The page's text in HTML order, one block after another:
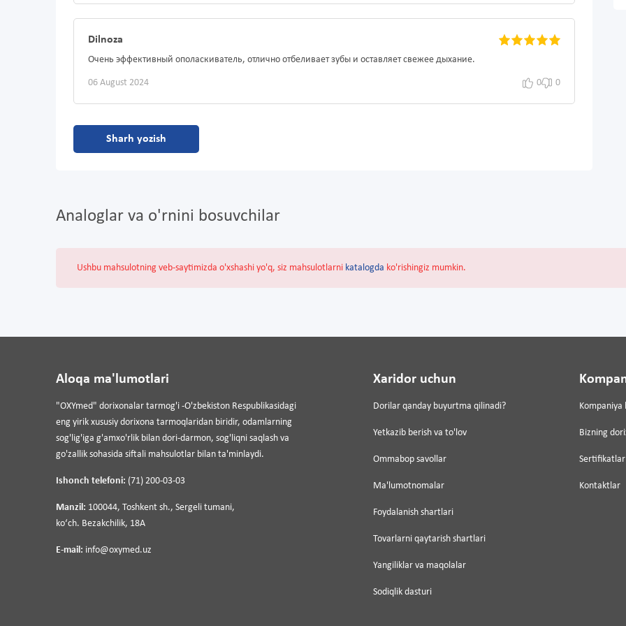
Dilnoza
Очень эффективный ополаскиватель, отлично отбеливает зубы и оставляет свежее дыхание.
06 August 2024 0 0
Sharh yozish
Analoglar va o'rnini bosuvchilar
Ushbu mahsulotning veb-saytimizda o'xshashi yo'q, siz mahsulotlarni katalogda ko'rishingiz mumkin.
Aloqa ma'lumotlari
"OXYmed" dorixonalar tarmog'i -O'zbekiston Respublikasidagi
eng yirik xususiy dorixona tarmoqlaridan biridir, odamlarning
sog'lig'iga g'amxo'rlik bilan dori-darmon, sog'liqni saqlash va
go'zallik sohasida siftali mahsulotlar bilan ta'minlaydi.
Ishonch telefoni: (71) 200-03-03
Manzil: 100044, Toshkent sh., Sergeli tumani,
koʻch. Bezakchilik, 18A
E-mail: info@oxymed.uz
Xaridor uchun
Dorilar qanday buyurtma qilinadi?
Yetkazib berish va to'lov
Ommabop savollar
Ma'lumotnomalar
Foydalanish shartlari
Tovarlarni qaytarish shartlari
Yangiliklar va maqolalar
Sodiqlik dasturi
Kompaniya
Bizning
Sertifikatlar
Kontaktlar